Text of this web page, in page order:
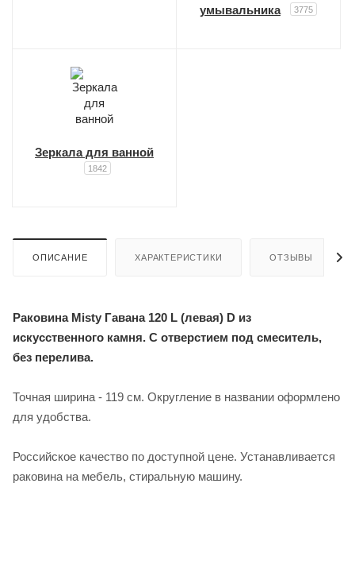
умывальника
3775
Зеркала для ванной
1842
ОПИСАНИЕ ХАРАКТЕРИСТИКИ ОТЗЫВЫ
Раковина Misty Гавана 120 L (левая) D из
искусственного камня. С отверстием под смеситель,
без перелива.
Точная ширина - 119 см. Округление в названии оформлено
для удобства.
Российское качество по доступной цене. Устанавливается
раковина на мебель, стиральную машину.